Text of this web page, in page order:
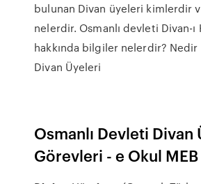
bulunan Divan üyeleri kimlerdir
nelerdir. Osmanlı devleti Divan-ı
hakkında bilgiler nelerdir? Nedir
Divan Üyeleri
Osmanlı Devleti Divan
Görevleri - e Okul MEB